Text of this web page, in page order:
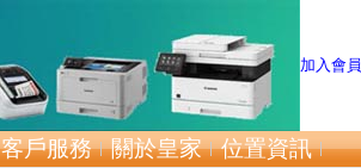
加入會員
客戶服務 關於皇家 位置資訊